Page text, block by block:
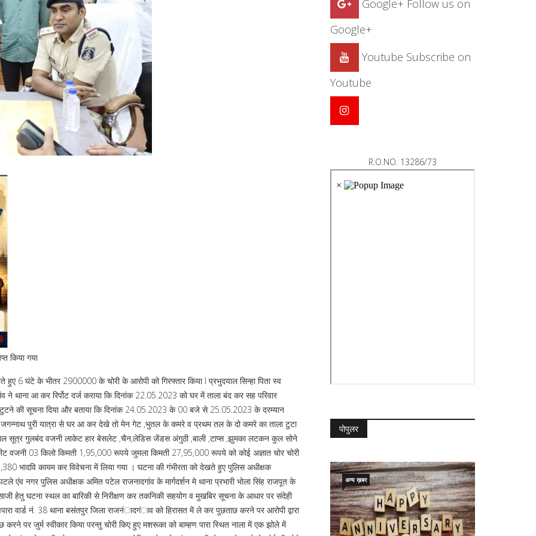
किया गया
हुए 6 घंटे के भीतर 2900000 के चोरी के आरोपी को गिरफ्तार किया l प्रभुदयाल सिन्हा पिता स्व
ने थाना आ कर रिर्पोट दर्ज कराया कि दिनांक 22.05.2023 को घर में ताला बंद कर सह परिवार
टुटने की सूचना दिया और बताया कि दिनांक 24.05.2023 के 00 बजे से 25.05.2023 के दरम्यान
जगन्नाथ पुरी यात्रा से घर आ कर देखे तो मेन गेट ,भुतल के कमरे व प्रथम तल के दो कमरे का ताला टुटा
गुलबंद वजनी लाकेट हार बेसलेट ,चैन,लेडिस जेंडस अंगुठी ,बाली ,टाप्स ,झुमका लटकन कुल सोने
वजनी 03 किलो किमती 1,95,000 रूपये जुमला किमती 27,95,000 रूपये को कोई अज्ञात चोर चोरी
भादवि कायम कर विवेचना में लिया गया । घटना की गंभीरता को देखते हुए पुलिस अधीक्षक
एंव नगर पुलिस अधीक्षक अमित पटेल राजनादगांव के मार्गदर्शन मे थाना प्रभारी भोला सिंह राजपूत के
हेतु घटना स्थल का बारिकी से निरीक्षण कर तकनिकी सहयोग व मुखबिर सूचना के आधार पर संदेही
वार्ड नं. 38 थाना बसंतपुर जिला राजनंादगंाव को हिरासत में ले कर पुछताछ करने पर आरोपी द्वारा
पर जुर्म स्वीकार किया परन्तु चोरी किए हुए मशरूका को बाम्हण पारा स्थित नाला में एक झोले में
Google+ Follow us on
Google+
Youtube Subscribe on
Youtube
R.O.NO. 13286/73
पोपुलर
अन्य ख़बर